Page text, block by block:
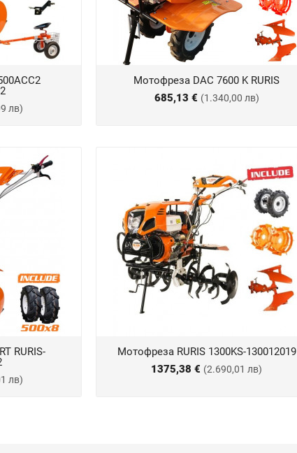
лв)
Мотофреза DAC 7600 K RURIS
685,13 € (1.340,00 лв)
RURIS-
лв)
Мотофреза RURIS 1300KS-130012019
1375,38 € (2.690,01 лв)